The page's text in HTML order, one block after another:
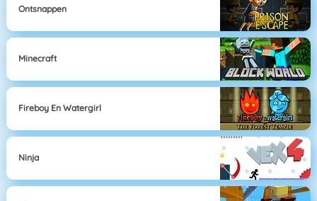
Ontsnappen
Minecraft
Fireboy En Watergirl
Ninja